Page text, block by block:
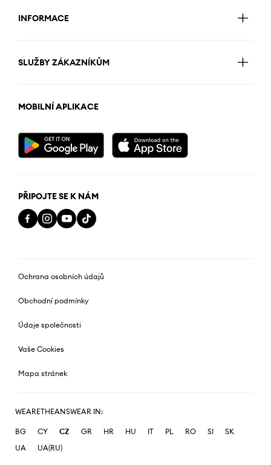
INFORMACE
SLUŽBY ZÁKAZNÍKŮM
MOBILNÍ APLIKACE
PŘIPOJTE SE K NÁM
Ochrana osobních údajů
Obchodní podmínky
Údaje společnosti
Vaše Cookies
Mapa stránek
WEARETHEANSWEAR IN:
BG CY CZ GR HR HU IT PL RO SI
SK
UA
UA(RU)